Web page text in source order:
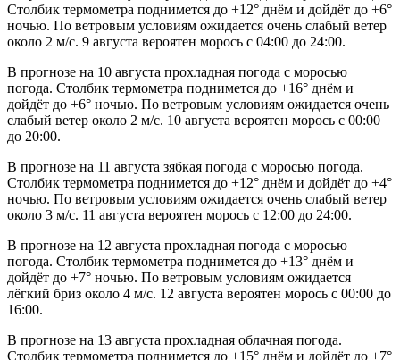
Столбик термометра поднимется до +12° днём и дойдёт до +6°
ночью. По ветровым условиям ожидается очень слабый ветер
около 2 м/с. 9 августа вероятен морось с 04:00 до 24:00.
В прогнозе на 10 августа прохладная погода с моросью
погода. Столбик термометра поднимется до +16° днём и
дойдёт до +6° ночью. По ветровым условиям ожидается очень
слабый ветер около 2 м/с. 10 августа вероятен морось с 00:00
до 20:00.
В прогнозе на 11 августа зябкая погода с моросью погода.
Столбик термометра поднимется до +12° днём и дойдёт до +4°
ночью. По ветровым условиям ожидается очень слабый ветер
около 3 м/с. 11 августа вероятен морось с 12:00 до 24:00.
В прогнозе на 12 августа прохладная погода с моросью
погода. Столбик термометра поднимется до +13° днём и
дойдёт до +7° ночью. По ветровым условиям ожидается
лёгкий бриз около 4 м/с. 12 августа вероятен морось с 00:00 до
16:00.
В прогнозе на 13 августа прохладная облачная погода.
Столбик термометра поднимется до +15° днём и дойдёт до +7°